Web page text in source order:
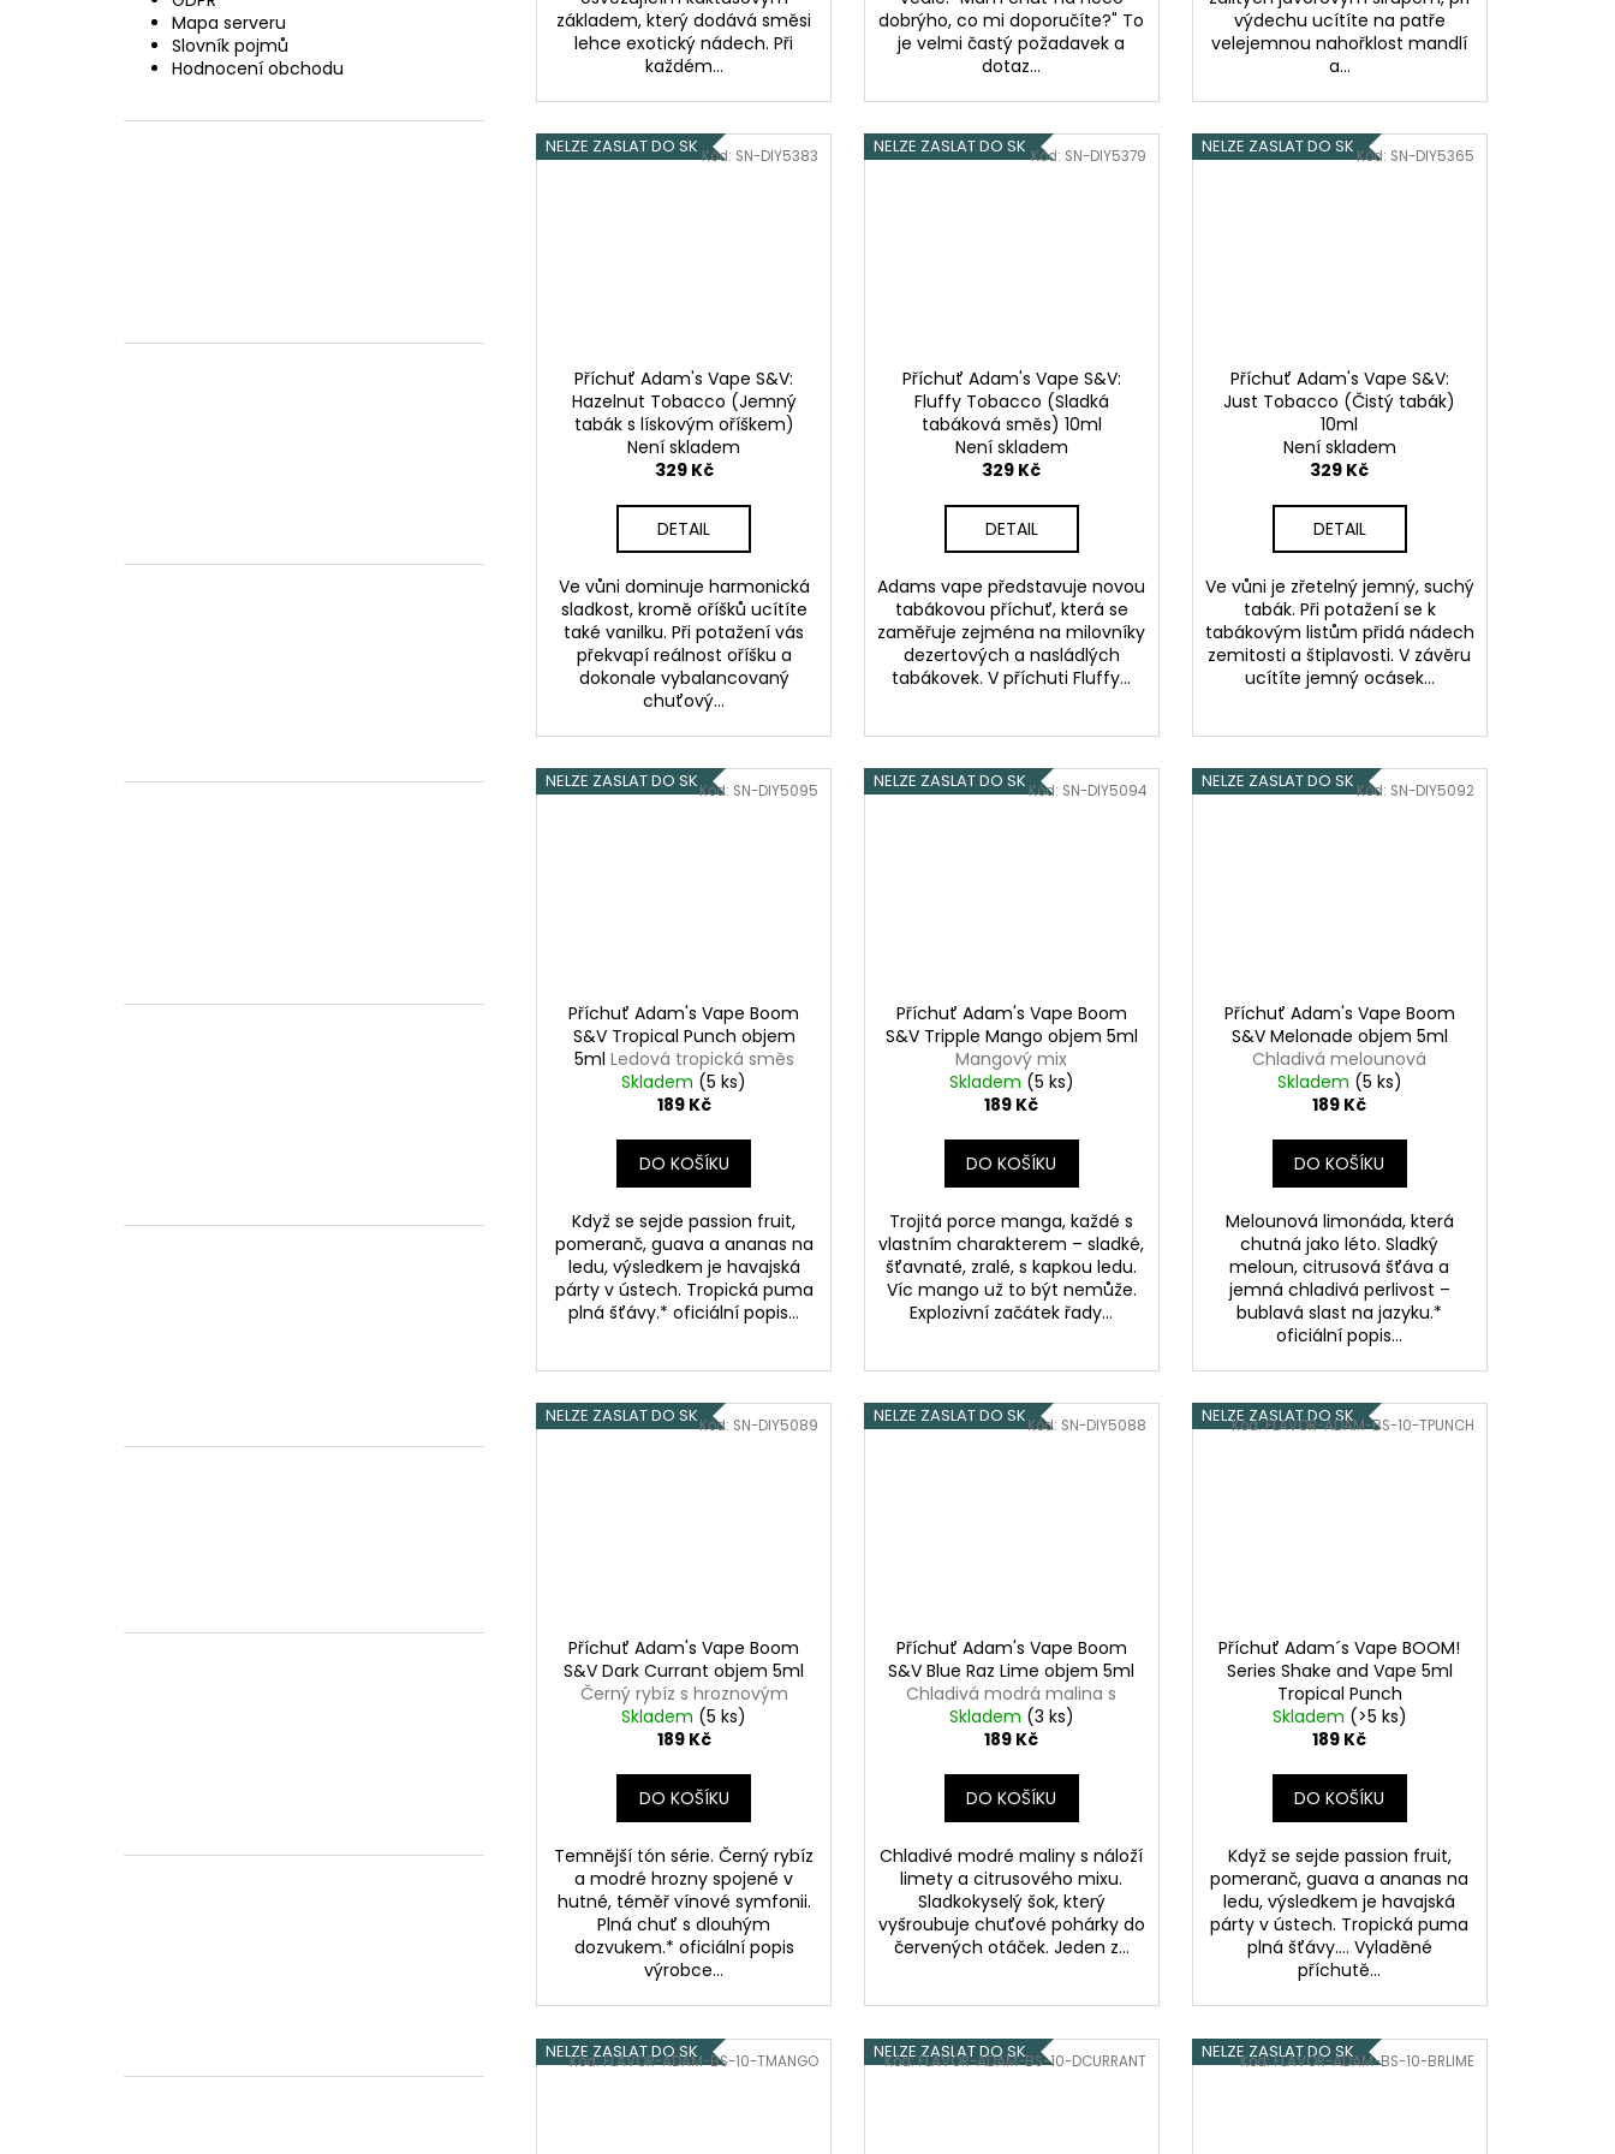
Mapa serveru
Slovník pojmů
Hodnocení obchodu
základem, který dodává směsi
lehce exotický nádech. Při
každém...
dobrýho, co mi doporučíte?" To
je velmi častý požadavek a
dotaz...
výdechu ucítíte na patře
velejemnou nahořklost mandlí
a...
NELZE ZASLAT DO SK
Příchuť Adam's Vape S&V:
Hazelnut Tobacco (Jemný
tabák s lískovým oříškem)
10ml
Není skladem
329 Kč
DETAIL
Ve vůni dominuje harmonická
sladkost, kromě oříšků ucítíte
také vanilku. Při potažení vás
překvapí reálnost oříšku a
dokonale vybalancovaný
chuťový...
Kód: SN-DIY5383 NELZE ZASLAT DO SK
Příchuť Adam's Vape S&V:
Fluffy Tobacco (Sladká
tabáková směs) 10ml
Není skladem
329 Kč
DETAIL
Adams vape představuje novou
tabákovou příchuť, která se
zaměřuje zejména na milovníky
dezertových a nasládlých
tabákovek. V příchuti Fluffy...
Kód: SN-DIY5379 NELZE ZASLAT DO SK
Příchuť Adam's Vape S&V:
Just Tobacco (Čistý tabák)
10ml
Není skladem
329 Kč
DETAIL
Ve vůni je zřetelný jemný, suchý
tabák. Při potažení se k
tabákovým listům přidá nádech
zemitosti a štiplavosti. V závěru
ucítíte jemný ocásek...
Kód: SN-DIY5365
NELZE ZASLAT DO SK
Příchuť Adam's Vape Boom
S&V Tropical Punch objem
5ml Ledová tropická směs
Skladem (5 ks)
189 Kč
DO KOŠÍKU
Když se sejde passion fruit,
pomeranč, guava a ananas na
ledu, výsledkem je havajská
párty v ústech. Tropická puma
plná šťávy.* oficiální popis...
Kód: SN-DIY5095 NELZE ZASLAT DO SK
Příchuť Adam's Vape Boom
S&V Tripple Mango objem 5ml
Mangový mix
Skladem (5 ks)
189 Kč
DO KOŠÍKU
Trojitá porce manga, každé s
vlastním charakterem – sladké,
šťavnaté, zralé, s kapkou ledu.
Víc mango už to být nemůže.
Explozivní začátek řady...
Kód: SN-DIY5094 NELZE ZASLAT DO SK
Příchuť Adam's Vape Boom
S&V Melonade objem 5ml
Chladivá melounová
limonáda
Skladem (5 ks)
189 Kč
DO KOŠÍKU
Melounová limonáda, která
chutná jako léto. Sladký
meloun, citrusová šťáva a
jemná chladivá perlivost –
bublavá slast na jazyku.*
oficiální popis...
Kód: SN-DIY5092
NELZE ZASLAT DO SK
Příchuť Adam's Vape Boom
S&V Dark Currant objem 5ml
Černý rybíz s hroznovým
vínem
Skladem (5 ks)
189 Kč
DO KOŠÍKU
Temnější tón série. Černý rybíz
a modré hrozny spojené v
hutné, téměř vínové symfonii.
Plná chuť s dlouhým
dozvukem.* oficiální popis
výrobce...
Kód: SN-DIY5089 NELZE ZASLAT DO SK
Příchuť Adam's Vape Boom
S&V Blue Raz Lime objem 5ml
Chladivá modrá malina s
citrusy
Skladem (3 ks)
189 Kč
DO KOŠÍKU
Chladivé modré maliny s náloží
limety a citrusového mixu.
Sladkokyselý šok, který
vyšroubuje chuťové pohárky do
červených otáček. Jeden z...
Kód: SN-DIY5088 NELZE ZASLAT DO SK
Příchuť Adam´s Vape BOOM!
Series Shake and Vape 5ml
Tropical Punch
Skladem (>5 ks)
189 Kč
DO KOŠÍKU
Když se sejde passion fruit,
pomeranč, guava a ananas na
ledu, výsledkem je havajská
párty v ústech. Tropická puma
plná šťávy.... Vyladěné
příchutě...
Kód:FLAVOR-ADAM-BS-10-TPUNCH
NELZE ZASLAT DO SK
Kód:FLAVOR-ADAM-BS-10-TMANGO NELZE ZASLAT DO SK
Kód:FLAVOR-ADAM-BS-10-DCURRANT NELZE ZASLAT DO SK
Kód:FLAVOR-ADAM-BS-10-BRLIME